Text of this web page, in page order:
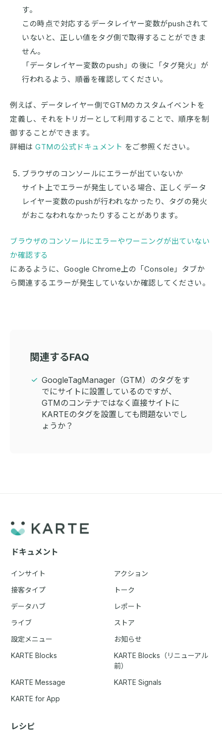
す。
この時点で対応するデータレイヤー変数がpushされて
いないと、正しい値をタグ側で取得することができま
せん。
「データレイヤー変数のpush」の後に「タグ発火」が
行われるよう、順番を確認してください。
例えば、データレイヤー側でGTMのカスタムイベントを
定義し、それをトリガーとして利用することで、順序を制
御することができます。
詳細は GTMの公式ドキュメント をご参照ください。
ブラウザのコンソールにエラーが出ていないか
サイト上でエラーが発生している場合、正しくデータ
レイヤー変数のpushが行われなかったり、タグの発火
がおこなわれなかったりすることがあります。
ブラウザのコンソールにエラーやワーニングが出ていない
か確認する
にあるように、Google Chrome上の「Console」タブか
ら関連するエラーが発生していないか確認してください。
関連するFAQ
GoogleTagManager（GTM）のタグをす
でにサイトに設置しているのですが、
GTMのコンテナではなく直接サイトに
KARTEのタグを設置しても問題ないでし
ょうか？
ドキュメント
インサイト
アクション
接客タイプ
トーク
データハブ
レポート
ライブ
ストア
設定メニュー
お知らせ
KARTE Blocks
KARTE Blocks（リニューアル
前）
KARTE Message
KARTE Signals
KARTE for App
レシピ